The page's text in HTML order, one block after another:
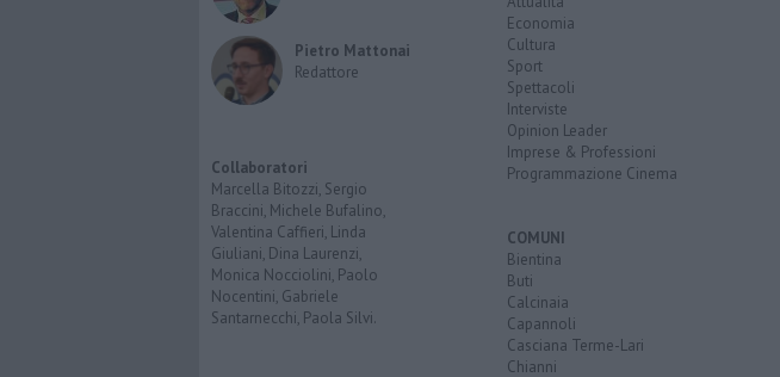
Pietro Mattonai
Redattore
Collaboratori
Marcella Bitozzi, Sergio
Braccini, Michele Bufalino,
Valentina Caffieri, Linda
Giuliani, Dina Laurenzi,
Monica Nocciolini, Paolo
Nocentini, Gabriele
Santarnecchi, Paola Silvi.
Economia
Cultura
Sport
Spettacoli
Interviste
Opinion Leader
Imprese & Professioni
Programmazione Cinema
COMUNI
Bientina
Buti
Calcinaia
Capannoli
Casciana Terme-Lari
Chianni